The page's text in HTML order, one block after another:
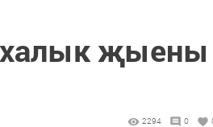
халык җыены
2294 0